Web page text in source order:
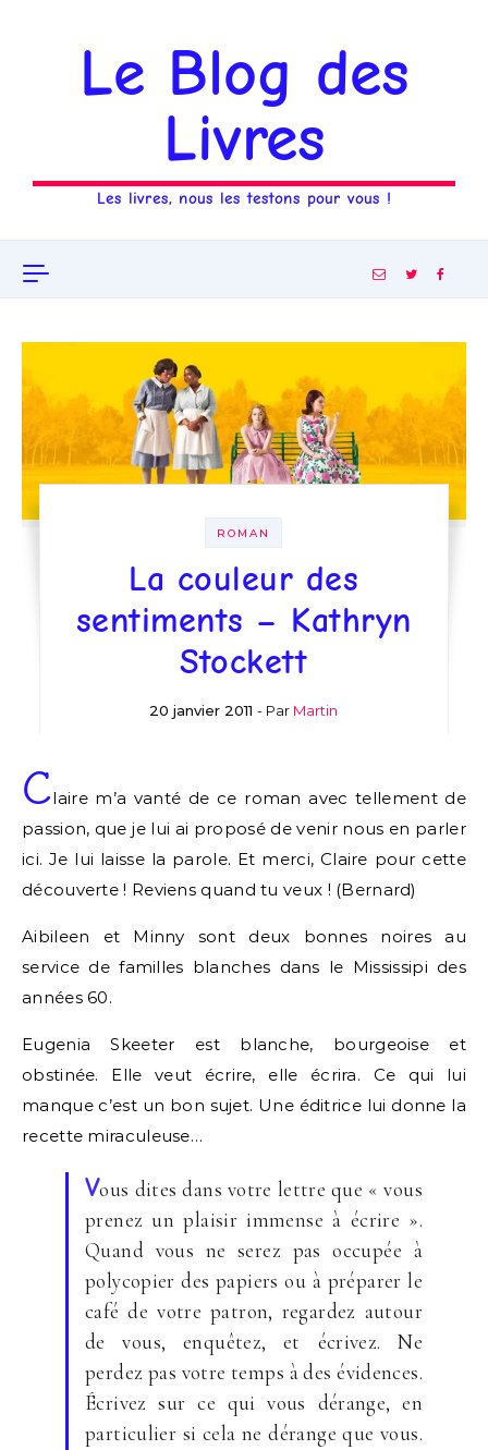
Le Blog des
Livres
Les livres, nous les testons pour vous !
ROMAN
La couleur des
sentiments – Kathryn
Stockett
20 janvier 2011 - Par Martin
Claire m’a vanté de ce roman avec tellement de
passion, que je lui ai proposé de venir nous en parler
ici. Je lui laisse la parole. Et merci, Claire pour cette
découverte ! Reviens quand tu veux ! (Bernard)
Aibileen et Minny sont deux bonnes noires au
service de familles blanches dans le Mississipi des
années 60.
Eugenia Skeeter est blanche, bourgeoise et
obstinée. Elle veut écrire, elle écrira. Ce qui lui
manque c’est un bon sujet. Une éditrice lui donne la
recette miraculeuse…
Vous dites dans votre lettre que « vous
prenez un plaisir immense à écrire ».
Quand vous ne serez pas occupée à
polycopier des papiers ou à préparer le
café de votre patron, regardez autour
de vous, enquêtez, et écrivez. Ne
perdez pas votre temps à des évidences.
Écrivez sur ce qui vous dérange, en
particulier si cela ne dérange que vous.